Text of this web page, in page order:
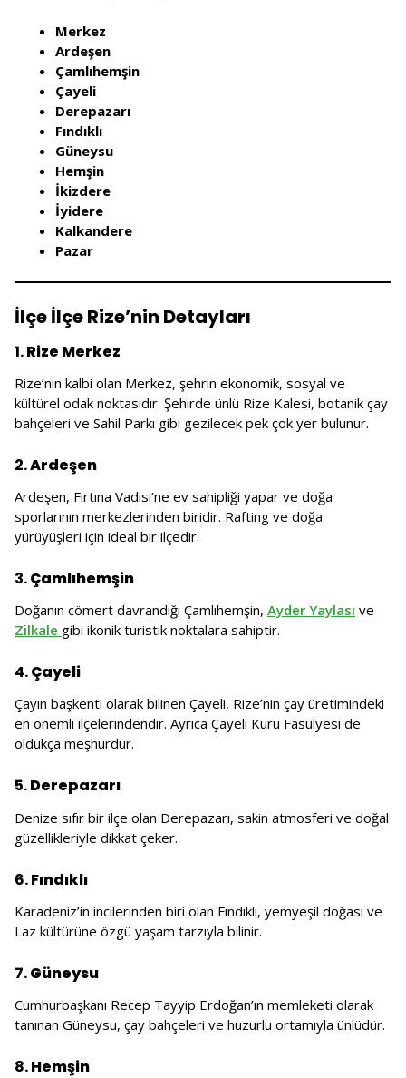
Merkez
Ardeşen
Çamlıhemşin
Çayeli
Derepazarı
Fındıklı
Güneysu
Hemşin
İkizdere
İyidere
Kalkandere
Pazar
İlçe İlçe Rize’nin Detayları
1.Rize Merkez
Rize’nin kalbi olan Merkez, şehrin ekonomik, sosyal ve
kültürel odak noktasıdır. Şehirde ünlü Rize Kalesi, botanik çay
bahçeleri ve Sahil Parkı gibi gezilecek pek çok yer bulunur.
2.Ardeşen
Ardeşen, Fırtına Vadisi’ne ev sahipliği yapar ve doğa
sporlarının merkezlerinden biridir. Rafting ve doğa
yürüyüşleri için ideal bir ilçedir.
3.Çamlıhemşin
Doğanın cömert davrandığı Çamlıhemşin, Ayder Yaylası ve
Zilkale gibi ikonik turistik noktalara sahiptir.
4.Çayeli
Çayın başkenti olarak bilinen Çayeli, Rize’nin çay üretimindeki
en önemli ilçelerindendir. Ayrıca Çayeli Kuru Fasulyesi de
oldukça meşhurdur.
5.Derepazarı
Denize sıfır bir ilçe olan Derepazarı, sakin atmosferi ve doğal
güzellikleriyle dikkat çeker.
6.Fındıklı
Karadeniz’in incilerinden biri olan Fındıklı, yemyeşil doğası ve
Laz kültürüne özgü yaşam tarzıyla bilinir.
7.Güneysu
Cumhurbaşkanı Recep Tayyip Erdoğan’ın memleketi olarak
tanınan Güneysu, çay bahçeleri ve huzurlu ortamıyla ünlüdür.
8.Hemşin